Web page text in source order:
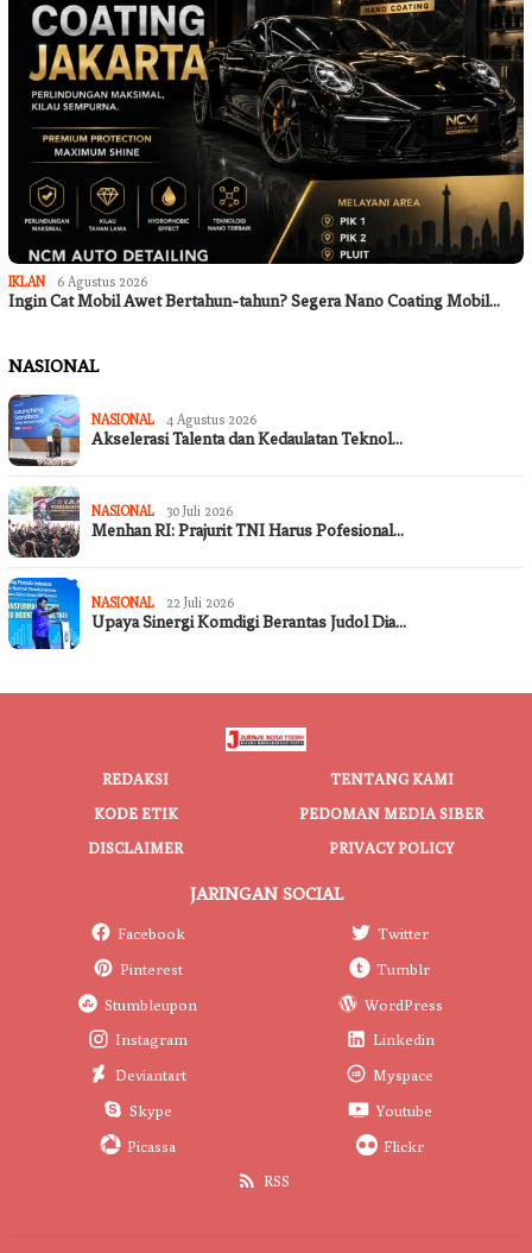
IKLAN 6 Agustus 2026
Ingin Cat Mobil Awet Bertahun-tahun? Segera Nano Coating Mobil…
NASIONAL
NASIONAL 4 Agustus 2026
Akselerasi Talenta dan Kedaulatan Teknol…
NASIONAL 30 Juli 2026
Menhan RI: Prajurit TNI Harus Pofesional…
NASIONAL 22 Juli 2026
Upaya Sinergi Komdigi Berantas Judol Dia…
REDAKSI
TENTANG KAMI
KODE ETIK
PEDOMAN MEDIA SIBER
DISCLAIMER
PRIVACY POLICY
JARINGAN SOCIAL
Facebook
Twitter
Pinterest
Tumblr
Stumbleupon
WordPress
Instagram
Linkedin
Deviantart
Myspace
Skype
Youtube
Picassa
Flickr
RSS